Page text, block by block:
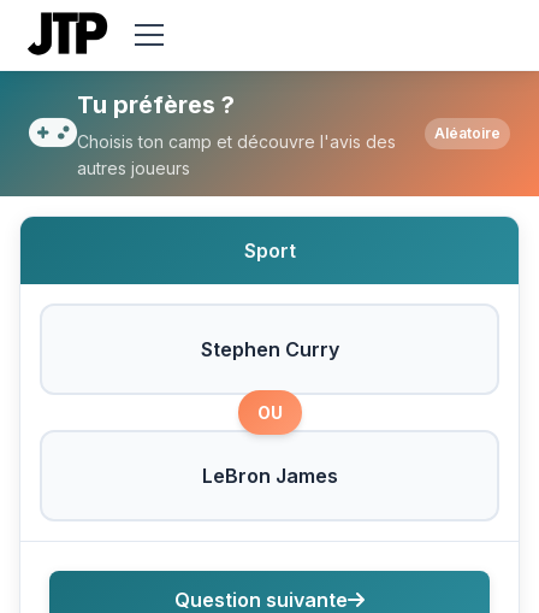
Tu préfères Stephen Curry ou LeBron
Tu préfères ?
Choisis ton camp et découvre l'avis des
autres joueurs
Aléatoire
Sport
Stephen Curry
OU
LeBron James
Question suivante